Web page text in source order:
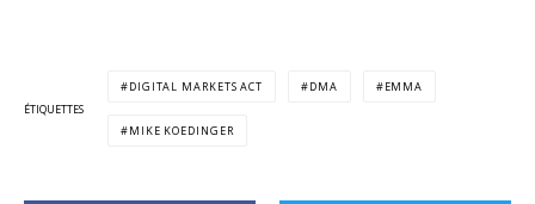
ÉTIQUETTES
DIGITAL MARKETS ACT DMA EMMA
MIKE KOEDINGER